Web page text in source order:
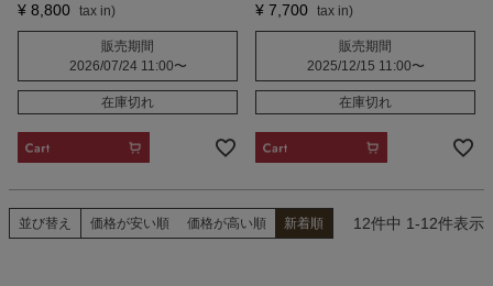
¥ 8,800
販売期間
2026/07/24 11:00〜
在庫切れ
¥ 7,700
販売期間
2025/12/15 11:00〜
在庫切れ
並び替え 価格が安い順 価格が高い順 新着順 12件中 1-12件表示